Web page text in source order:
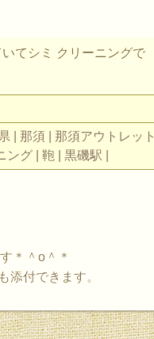
てシミ クリーニングで
| 那須 | 那須アウトレット
グ | 鞄 | 黒磯駅 |
＊＾o＾＊
添付できます。